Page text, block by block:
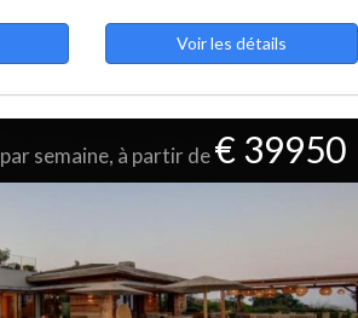
Voir les détails
par semaine, à partir de€ 39950